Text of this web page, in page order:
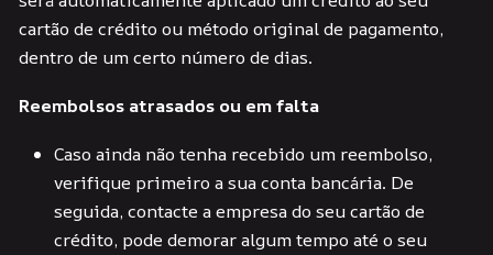
cartão de crédito ou método original de pagamento,
dentro de um certo número de dias.
Reembolsos atrasados ou em falta
Caso ainda não tenha recebido um reembolso,
verifique primeiro a sua conta bancária. De
seguida, contacte a empresa do seu cartão de
crédito, pode demorar algum tempo até o seu